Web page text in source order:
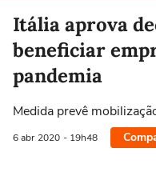
Itália aprova
beneficiar
pandemia
Medida prevê
6 abr 2020 - 19h48